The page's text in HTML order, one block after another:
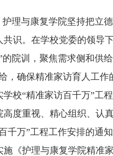
理与康复学院坚持把立
识。在学校党委的领导
院训，聚焦需求侧和供
确保精准家访育人工作
校“精准家访百千万”工
度重视、精心组织、认
千万”工程工作安排的通
《护理与康复学院精准